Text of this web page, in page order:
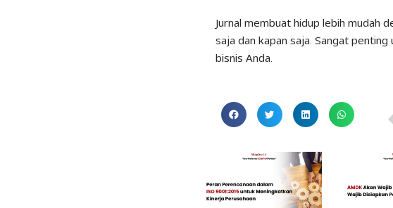
Jurnal membuat hidup lebih mudah
saja dan kapan saja. Sangat
bisnis Anda.